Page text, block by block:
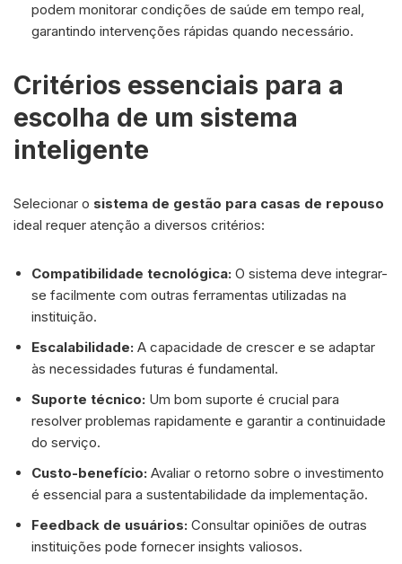
podem monitorar condições de saúde em tempo real,
garantindo intervenções rápidas quando necessário.
Critérios essenciais para a
escolha de um sistema
inteligente
Selecionar o sistema de gestão para casas de repouso
ideal requer atenção a diversos critérios:
Compatibilidade tecnológica: O sistema deve integrar-
se facilmente com outras ferramentas utilizadas na
instituição.
Escalabilidade: A capacidade de crescer e se adaptar
às necessidades futuras é fundamental.
Suporte técnico: Um bom suporte é crucial para
resolver problemas rapidamente e garantir a continuidade
do serviço.
Custo-benefício: Avaliar o retorno sobre o investimento
é essencial para a sustentabilidade da implementação.
Feedback de usuários: Consultar opiniões de outras
instituições pode fornecer insights valiosos.